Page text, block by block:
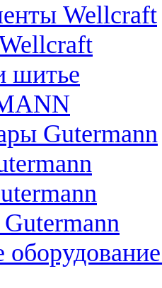
Wellcraft
шитье
Gutermann